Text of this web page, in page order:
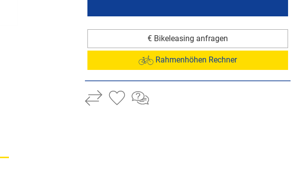
€ Bikeleasing anfragen
Rahmenhöhen Rechner